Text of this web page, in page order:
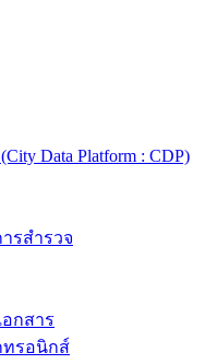
Data Platform : CDP)
รสำรวจ
กสาร
ทรอนิกส์